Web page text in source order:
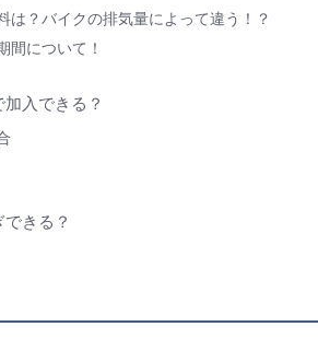
は？バイクの排気量によって違う！？
間について！
入できる？
きる？